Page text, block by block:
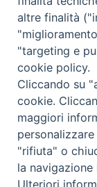
Presidenza e
Consiglio
Coordinamento
COPYRIGHT
altre finalità
"targeting e
cookie policy.
Cliccando su
cookie.
maggiori
"rifiuta" o
la